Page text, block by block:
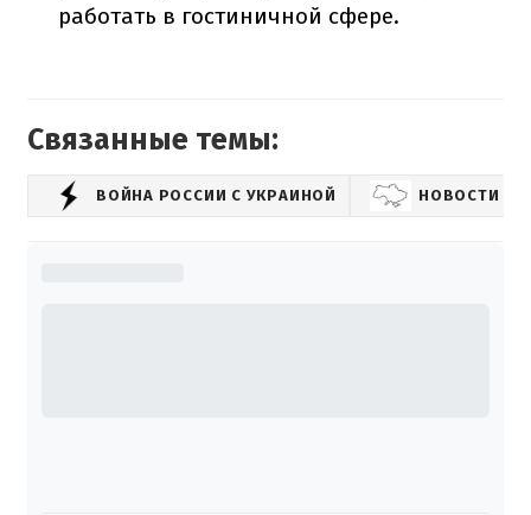
работать в гостиничной сфере.
Связанные темы:
ВОЙНА РОССИИ С УКРАИНОЙ НОВОСТИ